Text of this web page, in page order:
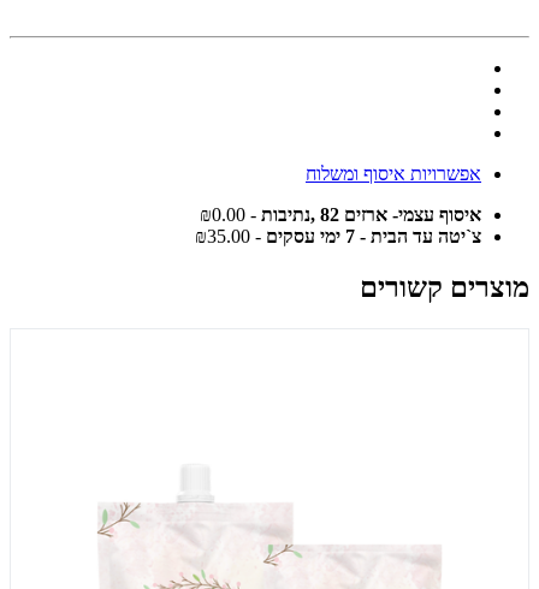
אפשרויות איסוף ומשלוח
איסוף עצמי- ארזים 82 ,נתיבות
- ₪0.00
צ`יטה עד הבית - 7 ימי עסקים
- ₪35.00
מוצרים קשורים